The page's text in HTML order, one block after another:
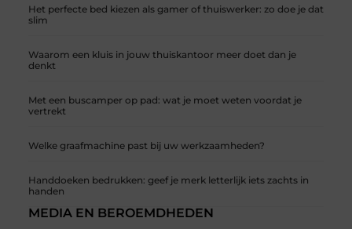
Het perfecte bed kiezen als gamer of thuiswerker: zo doe je dat
slim
Waarom een kluis in jouw thuiskantoor meer doet dan je
denkt
Met een buscamper op pad: wat je moet weten voordat je
vertrekt
Welke graafmachine past bij uw werkzaamheden?
Handdoeken bedrukken: geef je merk letterlijk iets zachts in
handen
MEDIA EN BEROEMDHEDEN